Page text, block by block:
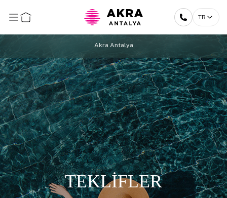
TR
Akra Antalya
TEKLİFLER